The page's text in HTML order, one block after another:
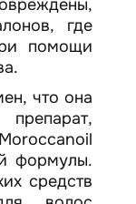
где
помощи
что она
формулы.
средств